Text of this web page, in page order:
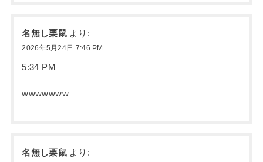
名無し栗鼠 より:
2026年5月24日 7:46 PM
5:34 PM
wwwwwww
名無し栗鼠 より: